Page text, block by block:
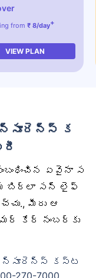
from ₹ 8/day+
VIEW PLAN
ఏవైనా స
బిర్లా సన్ లైఫ్
మీరు ఆ
కేర్ నంబర్‌కు
కస్ట